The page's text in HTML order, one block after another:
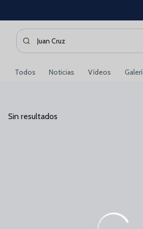
Skip to main content
Introduce tu búsqueda, espera
Todos Noticias Vídeos
Sin resultados